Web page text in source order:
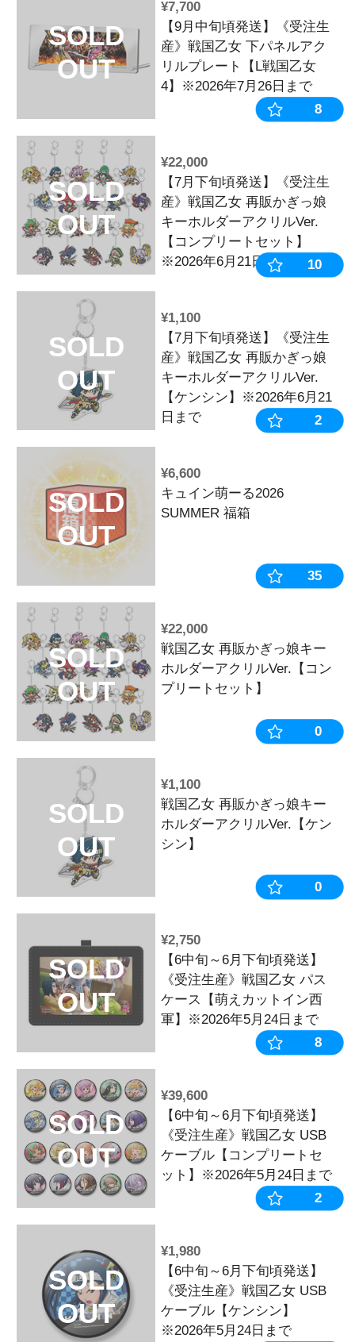
日まで
SOLD
OUT
¥1,100
ホルダー水着
ン】※2026年
SOLD
OUT
¥4,400
【9月中旬頃
産》戦国乙女
シン/XL】
SOLD
OUT
【9月中旬頃
で
SOLD
OUT
【9月中旬頃
産》戦国乙女
4】※2026年
SOLD
OUT
¥22,000
【7月下旬頃
産》戦国乙
【コンプリー
※2026年6月
SOLD
OUT
¥1,100
産》戦国乙女
キーホルダー
【ケンシン】